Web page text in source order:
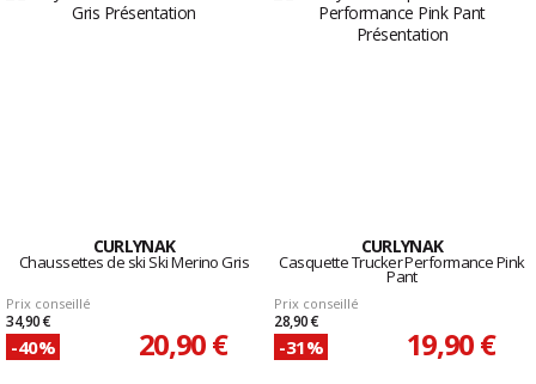
CURLYNAK
Chaussettes de ski Ski Merino Gris
Prix conseillé
34,90 €
-40% 20,90 €
CURLYNAK
Casquette Trucker Performance Pink
Pant
Prix conseillé
28,90 €
-31% 19,90 €